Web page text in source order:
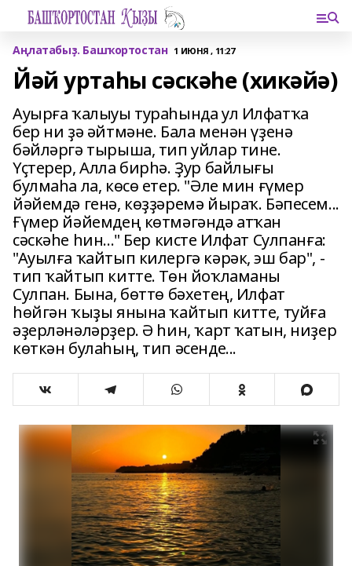
Аңлатабыҙ. Башҡортостан 1 ИЮНЯ , 11:27
Йәй уртаһы сәскәһе (хикәйә)
Ауырға ҡалыуы тураһында ул Илфатҡа
бер ни ҙә әйтмәне. Бала менән үҙенә
бәйләргә тырыша, тип уйлар тине.
Үҫтерер, Алла бирһә. Ҙур байлығы
булмаһа ла, көсө етер. "Әле мин ғүмер
йәйемдә генә, көҙҙәремә йыраҡ. Бәпесем...
Ғүмер йәйемдең көтмәгәндә атҡан
сәскәһе һин..." Бер кисте Илфат Сулпанға:
"Ауылға ҡайтып килергә кәрәк, эш бар", -
тип ҡайтып китте. Төн йоҡламаны
Сулпан. Бына, бөттө бәхетең, Илфат
һөйгән ҡыҙы янына ҡайтып китте, туйға
әҙерләнәләрҙер. Ә һин, ҡарт ҡатын, ниҙер
көткән булаһың, тип әсенде...